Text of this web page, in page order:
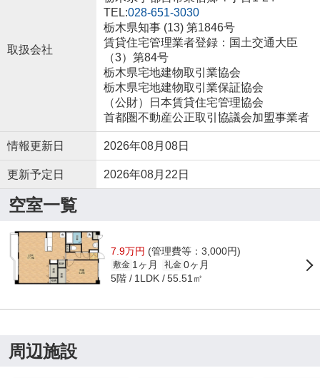
取扱会社
TEL:028-651-3030
栃木県知事 (13) 第1846号
賃貸住宅管理業者登録：国土交通大臣
（3）第84号
栃木県宅地建物取引業協会
栃木県宅地建物取引業保証協会
（公財）日本賃貸住宅管理協会
首都圏不動産公正取引協議会加盟事業者
情報更新日 2026年08月08日
更新予定日 2026年08月22日
空室一覧
7.9万円 (管理費等：3,000円)
敷金 1ヶ月 礼金 0ヶ月
5階 1LDK 55.51㎡
周辺施設